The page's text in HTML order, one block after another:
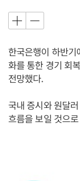
한국은행이 하반
화를 통한 경기 회
전망했다.
국내 증시와 원달
흐름을 보일 것으